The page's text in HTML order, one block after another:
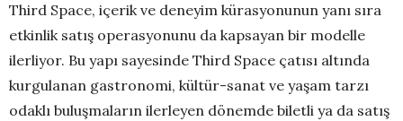
Third Space, içerik ve deneyim kürasyonunun yanı sıra
etkinlik satış operasyonunu da kapsayan bir modelle
ilerliyor. Bu yapı sayesinde Third Space çatısı altında
kurgulanan gastronomi, kültür-sanat ve yaşam tarzı
odaklı buluşmaların ilerleyen dönemde biletli ya da satış